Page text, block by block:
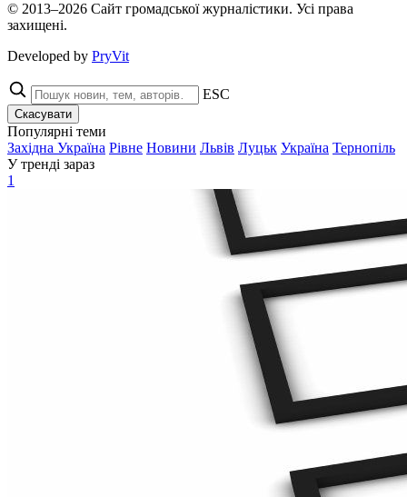
© 2013–2026 Сайт громадської журналістики. Усі права
захищені.
Developed by PryVit
ESC
Скасувати
Популярні теми
Західна Україна Рівне Новини Львів Луцьк Україна Тернопіль
У тренді зараз
1